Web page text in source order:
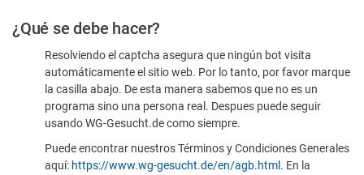
¿Qué se debe hacer?
Resolviendo el captcha asegura que ningún bot visita
automáticamente el sitio web. Por lo tanto, por favor marque
la casilla abajo. De esta manera sabemos que no es un
programa sino una persona real. Despues puede seguir
usando WG-Gesucht.de como siempre.
Puede encontrar nuestros Términos y Condiciones Generales
aquí: https://www.wg-gesucht.de/en/agb.html . En la